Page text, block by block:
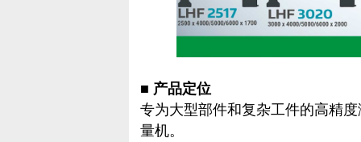
■ 产品定位
专为大型部件和复杂工件的高精
量机。